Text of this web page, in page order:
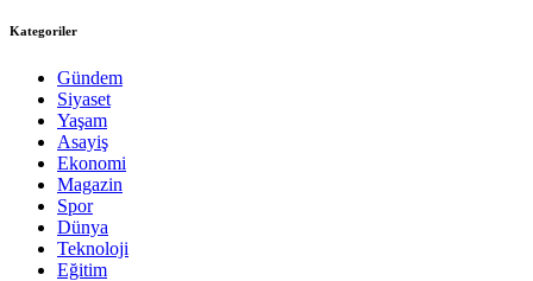
Kategoriler
Gündem
Siyaset
Yaşam
Asayiş
Ekonomi
Magazin
Spor
Dünya
Teknoloji
Eğitim